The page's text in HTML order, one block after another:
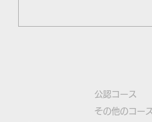
公認コース
​その他のコース